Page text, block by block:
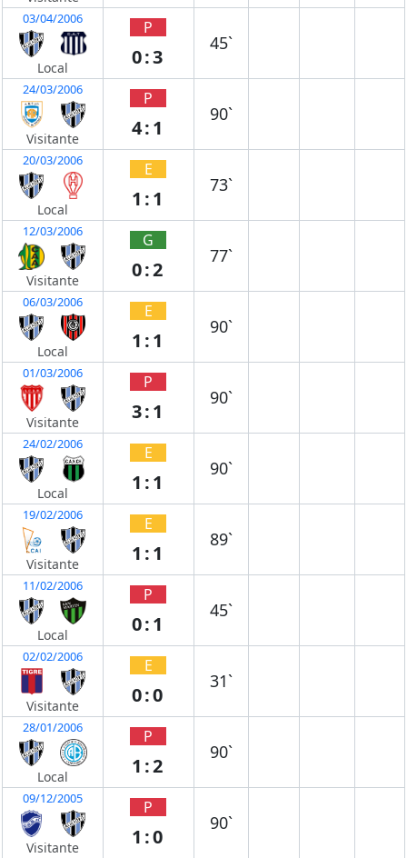
03/04/2006
Local
P
0:3
45`
24/03/2006
Visitante
P
4:1
90`
20/03/2006
Local
E
1:1
73`
12/03/2006
Visitante
G
0:2
77`
06/03/2006
Local
E
1:1
90`
01/03/2006
Visitante
P
3:1
90`
24/02/2006
Local
E
1:1
90`
19/02/2006
Visitante
E
1:1
89`
11/02/2006
Local
P
0:1
45`
02/02/2006
Visitante
E
0:0
31`
28/01/2006
Local
P
1:2
90`
09/12/2005
Visitante
P
1:0
90`